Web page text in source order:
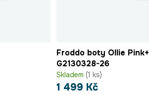
Froddo boty Ollie Pink+
G2130328-26
Skladem (1 ks)
1 499 Kč